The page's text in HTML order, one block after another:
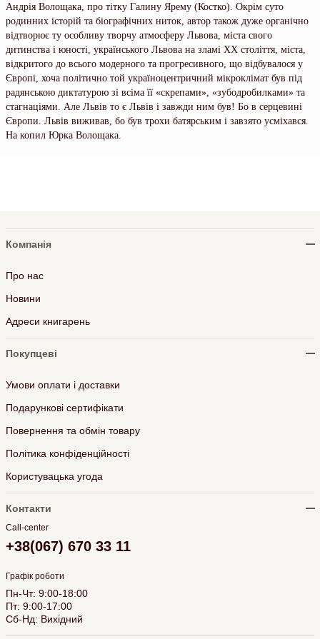
Андрія Волощака, про тітку Галину Ярему (Костко). Окрім суто
родинних історій та біографічних ниток, автор також дуже органічно
відтворює ту особливу творчу атмосферу Львова, міста свого
дитинства і юності, українського Львова на зламі XX століття, міста,
відкритого до всього модерного та прогресивного, що відбувалося у
Європі, хоча політично той україноцентричний мікроклімат був під
радянською диктатурою зі всіма її «скрепами», «зубодробилками» та
стагнаціями. Але Львів то є Львів і завжди ним був! Бо в серцевині
Європи. Львів виживав, бо був трохи батярським і завзято усміхався.
На копил Юрка Волощака.
Компанія
Про нас
Новини
Адреси книгарень
Покупцеві
Умови оплати і доставки
Подарункові сертифікати
Повернення та обмін товару
Політика конфіденційності
Користувацька угода
Контакти
Call-center
+38(067) 670 33 11
Графік роботи
Пн-Чт: 9:00-18:00
Пт: 9:00-17:00
Сб-Нд: Вихідний